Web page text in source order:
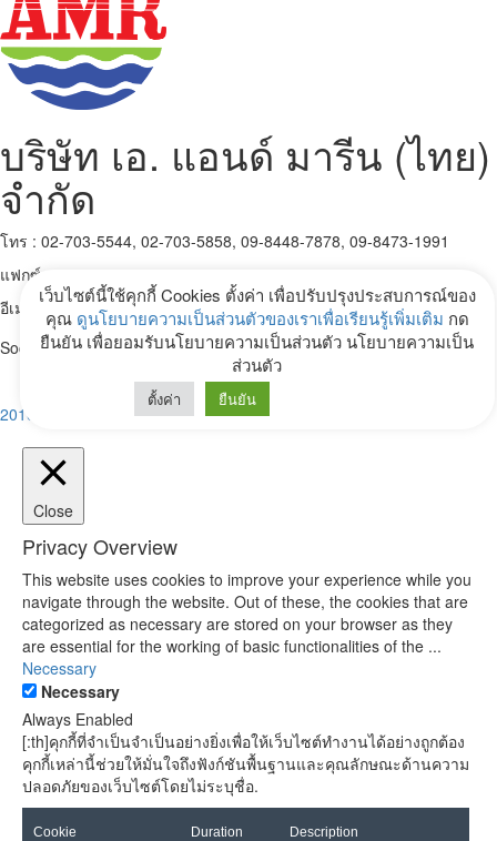
บริษัท เอ. แอนด์ มารีน (ไทย)
จำกัด
โทร : 02-703-5544, 02-703-5858, 09-8448-7878, 09-8473-1991
แฟกซ์ : 02-703-5525
อีเมล์ : info@marinethai.net
Social :
2016 Marinethai.net. All Rights Reserved
เว็บไซต์นี้ใช้คุกกี้ Cookies ตั้งค่า เพื่อปรับปรุงประสบการณ์ของ
คุณ ดูนโยบายความเป็นส่วนตัวของเราเพื่อเรียนรู้เพิ่มเติม กด
ยืนยัน เพื่อยอมรับนโยบายความเป็นส่วนตัว นโยบายความเป็น
ส่วนตัว
ตั้งค่า ยืนยัน
Close
Privacy Overview
This website uses cookies to improve your experience while you
navigate through the website. Out of these, the cookies that are
categorized as necessary are stored on your browser as they
are essential for the working of basic functionalities of the ...
Necessary
Necessary
Always Enabled
[:th]คุกกี้ที่จำเป็นจำเป็นอย่างยิ่งเพื่อให้เว็บไซต์ทำงานได้อย่างถูกต้อง
คุกกี้เหล่านี้ช่วยให้มั่นใจถึงฟังก์ชันพื้นฐานและคุณลักษณะด้านความ
ปลอดภัยของเว็บไซต์โดยไม่ระบุชื่อ.
Cookie Duration Description